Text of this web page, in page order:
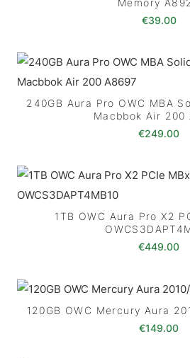
Memory
€39.00
240GB Aura Pro OWC MBA
Macbbok Air 200
€249.00
1TB OWC Aura Pro X2
€449.00
120GB OWC Mercury Aura
€149.00